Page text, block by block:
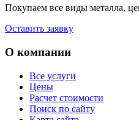
Покупаем все виды металла,
Оставить заявку
О компании
Все услуги
Цены
Расчет стоимости
Поиск по сайту